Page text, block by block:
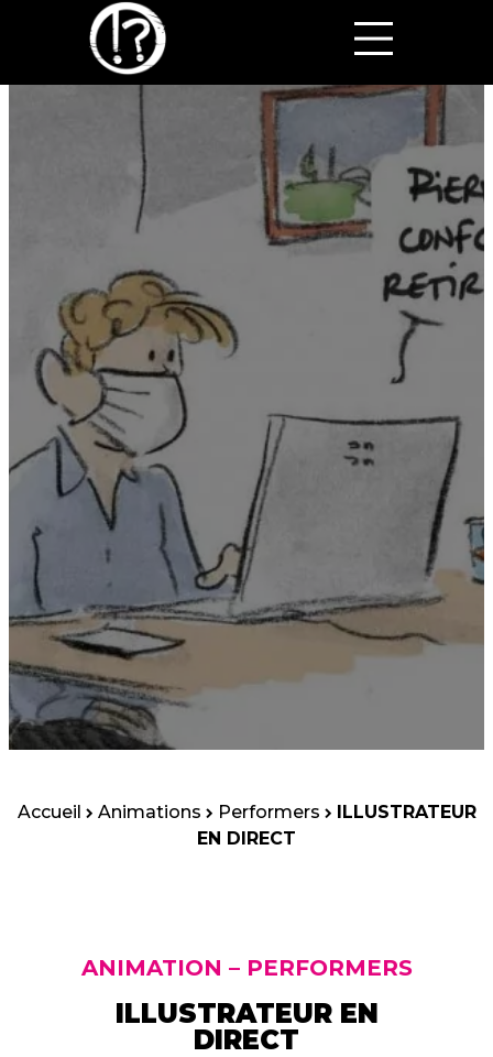
Accueil Animations Performers
ILLUSTRATEUR
EN DIRECT
ANIMATION – PERFORMERS
ILLUSTRATEUR EN
DIRECT